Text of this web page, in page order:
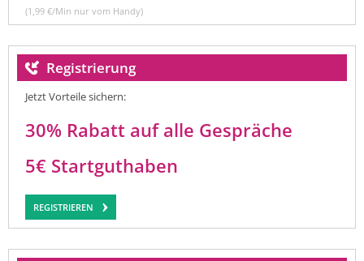
(1,99 €/Min nur vom Handy)
Registrierung
Jetzt Vorteile sichern:
30% Rabatt auf alle Gespräche
5€ Startguthaben
REGISTRIEREN